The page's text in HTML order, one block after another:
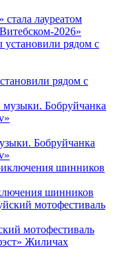
стала лауреатом
2026»
рядом с
Бобруйчанка
шинников
мотофестиваль